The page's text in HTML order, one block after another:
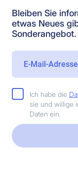
Bleiben Sie
etwas Neues
Sonderangebot.
Ich habe die
sie und willige
Daten ein.